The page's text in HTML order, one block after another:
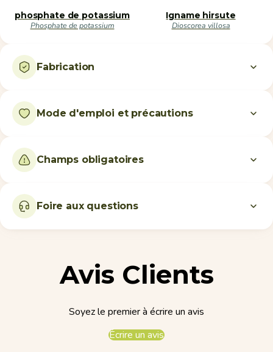
phosphate de potassium
Phosphate de potassium
Igname hirsute
Dioscorea villosa
Fabrication
Mode d'emploi et précautions
Champs obligatoires
Foire aux questions
Avis Clients
Soyez le premier à écrire un avis
Écrire un avis